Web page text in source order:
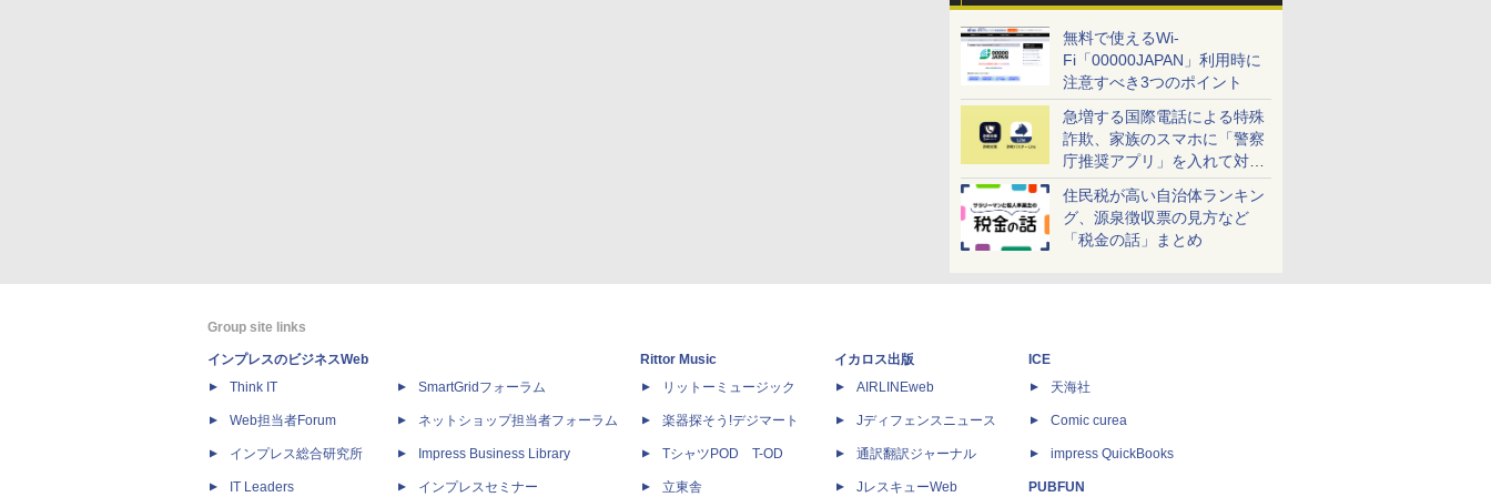
無料で使えるWi-
Fi「00000JAPAN」利用時に
注意すべき3つのポイント
急増する国際電話による特殊
詐欺、家族のスマホに「警察
庁推奨アプリ」を入れて対策
しよう！
住民税が高い自治体ランキン
グ、源泉徴収票の見方など
「税金の話」まとめ
Group site links
インプレスのビジネスWeb
Think IT
Web担当者Forum
インプレス総合研究所
IT Leaders
SmartGridフォーラム
ネットショップ担当者フォーラム
Impress Business Library
インプレスセミナー
Rittor Music
リットーミュージック
楽器探そう!デジマート
TシャツPOD T-OD
立東舎
イカロス出版
AIRLINEweb
Jディフェンスニュース
通訳翻訳ジャーナル
JレスキューWeb
ICE
天海社
Comic curea
impress QuickBooks
PUBFUN